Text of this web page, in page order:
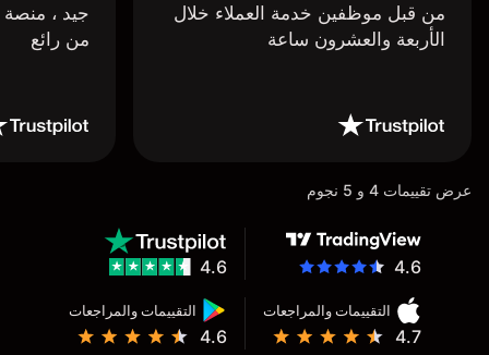
من قبل موظفين خدمة العملاء خلال
الأربعة والعشرون ساعة
جيد ،
من رائع
عرض تقييمات 4 و 5 نجوم
4.6
التقييمات والمراجعات
4.7
التقييمات والمراجعات
4.6
4.6